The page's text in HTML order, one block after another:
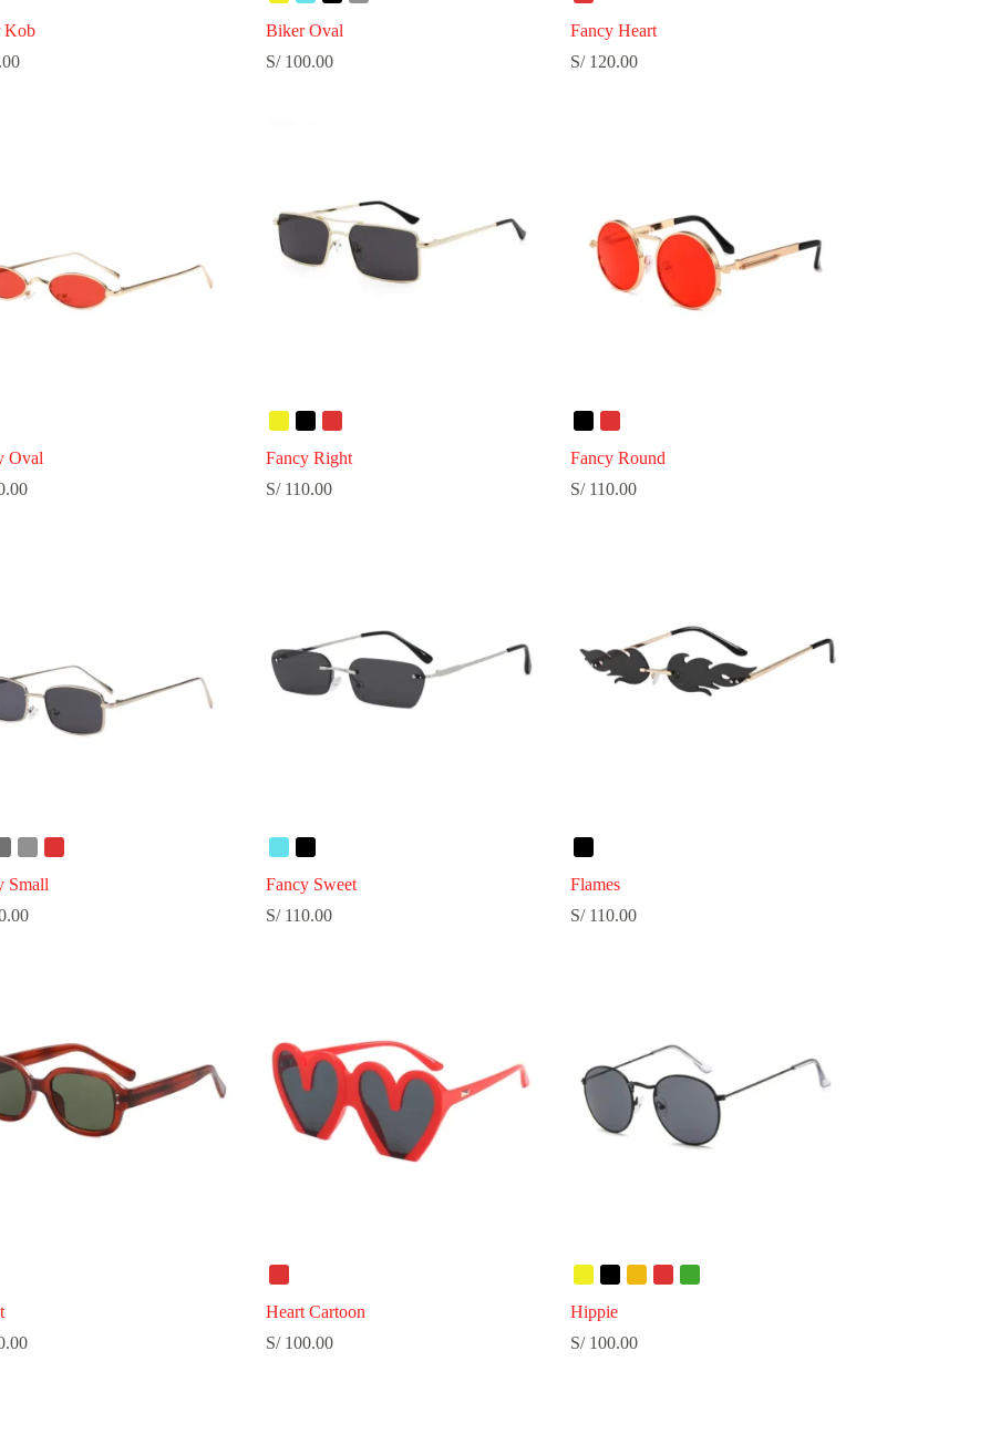
Kob
Biker Oval
S/100.00
Fancy Heart
S/120.00
Oval
Fancy Right
S/110.00
Fancy Round
S/110.00
Small
Fancy Sweet
S/110.00
Flames
S/110.00
Heart Cartoon
S/100.00
Hippie
S/100.00